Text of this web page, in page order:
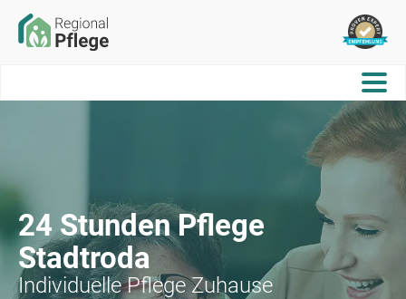
24 Stunden Pflege
Stadtroda
Individuelle Pflege Zuhause